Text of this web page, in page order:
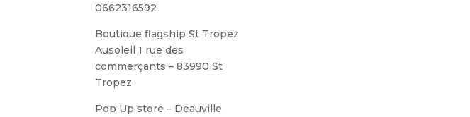
0662316592
Boutique flagship St Tropez
Ausoleil 1 rue des
commerçants – 83990 St
Tropez
Pop Up store – Deauville